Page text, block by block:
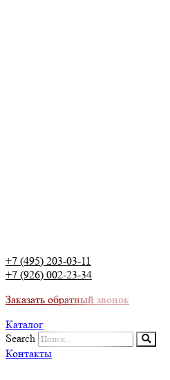
+7 (495) 203-03-11
+7 (926) 002-23-34
Заказать обратный звонок
Каталог
Search
Контакты